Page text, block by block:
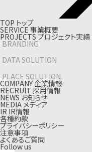
TOP トップ
SERVICE 事業概要
PROJECTS プロジェクト実績
BRANDING
DATA SOLUTION
PLACE SOLUTION
COMPANY企業情報
RECRUIT 採用情報
NEWS お知らせ
MEDIA メディア
IR IR情報
各種約款
プライバシーポリシー
注意事項
よくあるご質問
Follow us